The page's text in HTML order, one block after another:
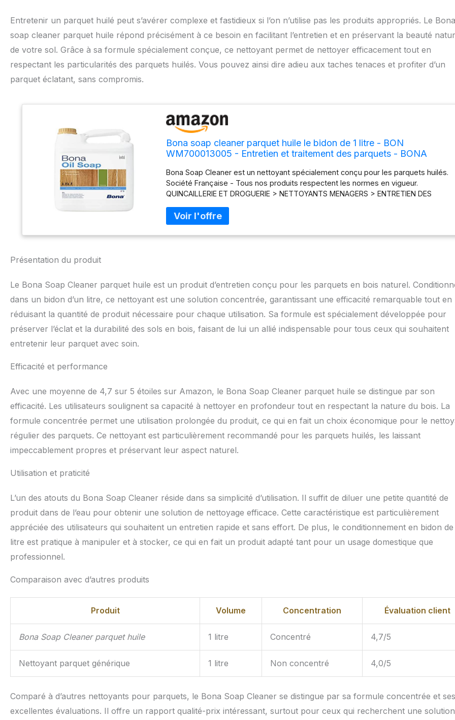
Entretenir un parquet huilé peut s’avérer complexe et fastidieux si l’on n’utilise pas les produits appropriés. Le Bona
soap cleaner parquet huile répond précisément à ce besoin en facilitant l’entretien et en préservant la beauté
de votre sol. Grâce à sa formule spécialement conçue, ce nettoyant permet de nettoyer efficacement tout en
respectant les particularités des parquets huilés. Vous pouvez ainsi dire adieu aux taches tenaces et profiter d’un
parquet éclatant, sans compromis.
Bona soap cleaner parquet huile le bidon de 1 litre - BON
WM700013005 - Entretien et traitement des parquets - BONA
Bona Soap Cleaner est un nettoyant spécialement conçu pour les parquets huilés.
Société Française - Tous nos produits respectent les normes en vigueur.
QUINCAILLERIE ET DROGUERIE > NETTOYANTS MENAGERS > ENTRETIEN DES
Présentation du produit
Le Bona Soap Cleaner parquet huile est un produit d’entretien conçu pour les parquets en bois naturel.
dans un bidon d’un litre, ce nettoyant est une solution concentrée, garantissant une efficacité remarquable tout en
réduisant la quantité de produit nécessaire pour chaque utilisation. Sa formule est spécialement développée pour
préserver l’éclat et la durabilité des sols en bois, faisant de lui un allié indispensable pour tous ceux qui souhaitent
entretenir leur parquet avec soin.
Efficacité et performance
Avec une moyenne de 4,7 sur 5 étoiles sur Amazon, le Bona Soap Cleaner parquet huile se distingue par son
efficacité. Les utilisateurs soulignent sa capacité à nettoyer en profondeur tout en respectant la nature du bois. La
formule concentrée permet une utilisation prolongée du produit, ce qui en fait un choix économique pour le
régulier des parquets. Ce nettoyant est particulièrement recommandé pour les parquets huilés, les laissant
impeccablement propres et préservant leur aspect naturel.
Utilisation et praticité
L’un des atouts du Bona Soap Cleaner réside dans sa simplicité d’utilisation. Il suffit de diluer une petite quantité de
produit dans de l’eau pour obtenir une solution de nettoyage efficace. Cette caractéristique est particulièrement
appréciée des utilisateurs qui souhaitent un entretien rapide et sans effort. De plus, le conditionnement en bidon de
litre est pratique à manipuler et à stocker, ce qui en fait un produit adapté tant pour un usage domestique que
professionnel.
Comparaison avec d’autres produits
Produit Volume Concentration Évaluation client
Bona Soap Cleaner parquet huile 1 litre Concentré 4,7/5
Nettoyant parquet générique 1 litre Non concentré 4,0/5
Comparé à d’autres nettoyants pour parquets, le Bona Soap Cleaner se distingue par sa formule concentrée et ses
excellentes évaluations. Il offre un rapport qualité-prix intéressant, surtout pour ceux qui recherchent une solution